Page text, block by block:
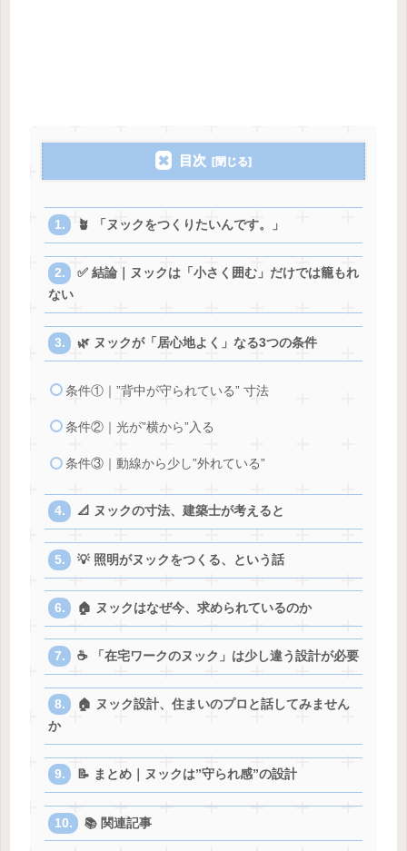
目次
🪴 「ヌックをつくりたいんです。」
✅ 結論｜ヌックは「小さく囲む」だけでは籠もれ
ない
🌿 ヌックが「居心地よく」なる3つの条件
条件①｜”背中が守られている” 寸法
条件②｜光が”横から”入る
条件③｜動線から少し”外れている”
📐 ヌックの寸法、建築士が考えると
💡 照明がヌックをつくる、という話
🏠 ヌックはなぜ今、求められているのか
☕ 「在宅ワークのヌック」は少し違う設計が必要
🏠 ヌック設計、住まいのプロと話してみません
か
📝 まとめ｜ヌックは”守られ感”の設計
📚 関連記事